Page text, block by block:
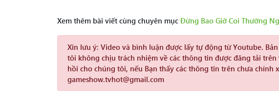
Xem thêm bài viết cùng chuyên mục Đừng Bao Giờ Coi Thường
Xin lưu ý: Video và bình luận được lấy tự động từ Youtube.
tôi không chịu trách nhiệm về các thông tin được đăng tải
hồi cho chúng tôi, nếu Bạn thấy các thông tin trên chưa chính
gameshow.tvhot@gmail.com